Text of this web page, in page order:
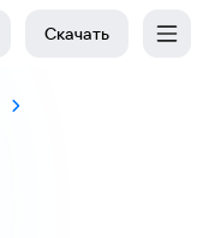
Скачать